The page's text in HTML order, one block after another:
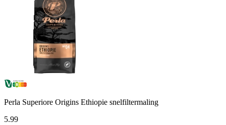
Perla Superiore Origins Ethiopie snelfiltermaling
5.99